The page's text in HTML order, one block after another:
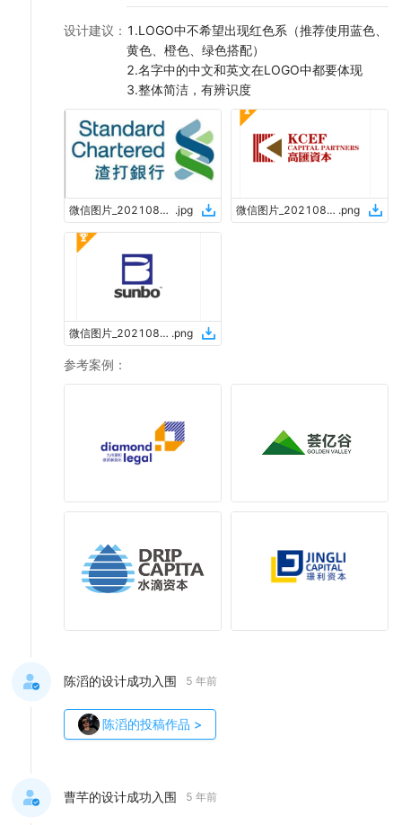
设计建议 ： 1.LOGO中不希望出现红色系（推荐使用蓝色、
黄色、橙色、绿色搭配）
2.名字中的中文和英文在LOGO中都要体现
3.整体简洁，有辨识度
微信图片_20210830233244 .jpg 微信图片_20210830233306 .png
微信图片_20210830233319 .png
参考案例 ：
陈滔的设计成功入围 5 年前
陈滔的投稿作品 >
曹芊的设计成功入围 5 年前